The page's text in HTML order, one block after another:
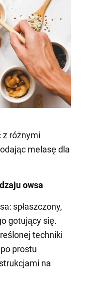
różnymi
melasę dla
owsa
spłaszczony,
gotujący się.
techniki
prostu
na